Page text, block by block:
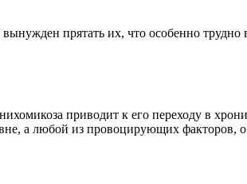
прятать их, что особенно трудно
приводит к его переходу в
а любой из провоцирующих факторов,